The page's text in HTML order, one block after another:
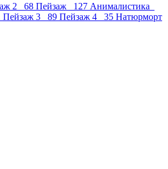
2 68 Пейзаж 127 Анималистика
Пейзаж 3 89 Пейзаж 4 35 Натюрморт